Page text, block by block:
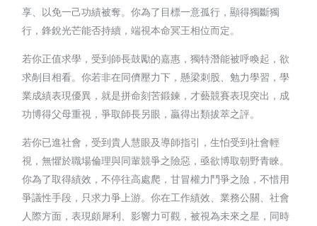
享、以免一己功績被奪。你為了目標一意孤行，顯得獨斷獨
行，鋒銳光芒能否持續，端視本命冥王相位而定。
若你正值求學，受到師長鼓勵的嘉惠，獨特潛能被呼喚起，欲
求剮目相看。你若非在同儕壓力下，懸梁刺股、勉力學習，學
業成績表現優異，就是拼命刻苦鍛鍊，才藝競賽表現突出，成
功博得父母重視，爭取師長另眼，贏得出類拔萃之評。
若你已進社會，受到貴人慧眼及導師指引，生怕受到社會輕
視，無懼於職場倫理與同輩競爭之險惡，亟欲博取朝野青睞。
你為了取得績效，不停往高處爬，甘冒權力鬥爭之險，不惜用
爭議性手段，只求力爭上游。你在工作績效、業務公關、社會
人際方面，表現頗犀利、影響力可觀，被視為未來之星，同時